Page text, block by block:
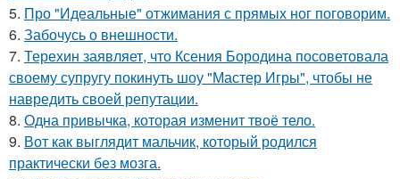
5. Про "Идеальные" отжимания с прямых ног поговорим.
6. Забочусь о внешности.
7. Терехин заявляет, что Ксения Бородина посоветовала
своему супругу покинуть шоу "Мастер Игры", чтобы не
навредить своей репутации.
8. Одна привычка, которая изменит твоё тело.
9. Вот как выглядит мальчик, который родился
практически без мозга.